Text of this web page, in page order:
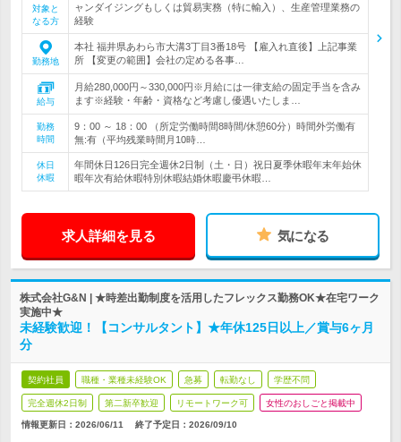
対象と
なる方
ャンダイジングもしくは貿易実務（特に輸入）、生産管理業務の
経験
勤務地
本社 福井県あわら市大溝3丁目3番18号 【雇入れ直後】上記事業
所 【変更の範囲】会社の定める各事…
給与
月給280,000円～330,000円※月給には一律支給の固定手当を含み
ます※経験・年齢・資格など考慮し優遇いたしま…
勤務
時間
9：00 ～ 18：00 （所定労働時間8時間/休憩60分）時間外労働有
無:有（平均残業時間月10時…
休日
休暇
年間休日126日完全週休2日制（土・日）祝日夏季休暇年末年始休
暇年次有給休暇特別休暇結婚休暇慶弔休暇…
求人詳細を見る 気になる
株式会社G&N | ★時差出勤制度を活用したフレックス勤務OK★在宅ワーク
実施中★
未経験歓迎！【コンサルタント】★年休125日以上／賞与6ヶ月
分
契約社員 職種・業種未経験OK 急募 転勤なし 学歴不問
完全週休2日制 第二新卒歓迎 リモートワーク可 女性のおしごと掲載中
情報更新日：2026/06/11 終了予定日： 2026/09/10